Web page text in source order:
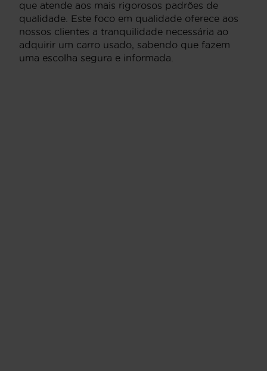
que atende aos mais rigorosos padrões de
qualidade. Este foco em qualidade oferece aos
nossos clientes a tranquilidade necessária ao
adquirir um carro usado, sabendo que fazem
uma escolha segura e informada.